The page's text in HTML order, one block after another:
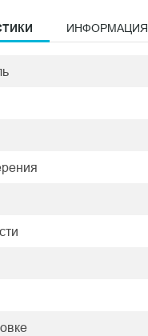
ИНФОРМАЦИЯ